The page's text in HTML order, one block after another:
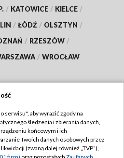
/ KATOWICE / KIELCE /
/ ŁÓDŹ / OLSZTYN /
/ RZESZÓW /
/ WROCŁAW
TVP
TVP
serwisu", aby wyrazić zgody na
śledzenia i zbierania danych,
końcowym i ich
Twoich danych osobowych przez
(zwaną dalej również „TVP”),